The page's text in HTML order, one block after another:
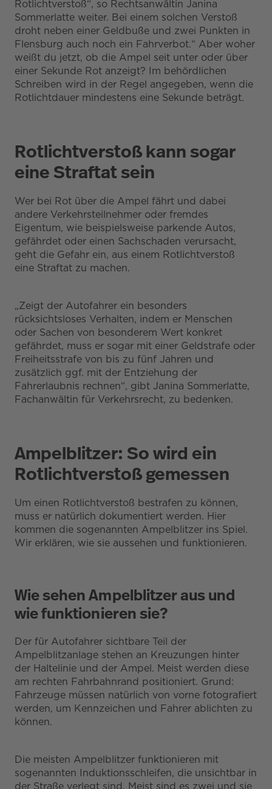
Rotlichtverstoß“, so Rechtsanwältin Janina
Sommerlatte weiter. Bei einem solchen Verstoß
droht neben einer Geldbuße und zwei Punkten in
Flensburg auch noch ein Fahrverbot.“ Aber woher
weißt du jetzt, ob die Ampel seit unter oder über
einer Sekunde Rot anzeigt? Im behördlichen
Schreiben wird in der Regel angegeben, wenn die
Rotlichtdauer mindestens eine Sekunde beträgt.
Rotlichtverstoß kann sogar
eine Straftat sein
Wer bei Rot über die Ampel fährt und dabei
andere Verkehrsteilnehmer oder fremdes
Eigentum, wie beispielsweise parkende Autos,
gefährdet oder einen Sachschaden verursacht,
geht die Gefahr ein, aus einem Rotlichtverstoß
eine Straftat zu machen.
„Zeigt der Autofahrer ein besonders
rücksichtsloses Verhalten, indem er Menschen
oder Sachen von besonderem Wert konkret
gefährdet, muss er sogar mit einer Geldstrafe oder
Freiheitsstrafe von bis zu fünf Jahren und
zusätzlich ggf. mit der Entziehung der
Fahrerlaubnis rechnen“, gibt Janina Sommerlatte,
Fachanwältin für Verkehrsrecht, zu bedenken.
Ampelblitzer: So wird ein
Rotlichtverstoß gemessen
Um einen Rotlichtverstoß bestrafen zu können,
muss er natürlich dokumentiert werden. Hier
kommen die sogenannten Ampelblitzer ins Spiel.
Wir erklären, wie sie aussehen und funktionieren.
Wie sehen Ampelblitzer aus und
wie funktionieren sie?
Der für Autofahrer sichtbare Teil der
Ampelblitzanlage stehen an Kreuzungen hinter
der Haltelinie und der Ampel. Meist werden diese
am rechten Fahrbahnrand positioniert. Grund:
Fahrzeuge müssen natürlich von vorne fotografiert
werden, um Kennzeichen und Fahrer ablichten zu
können.
Die meisten Ampelblitzer funktionieren mit
sogenannten Induktionsschleifen, die unsichtbar in
der Straße verlegt sind. Meist sind es zwei und sie